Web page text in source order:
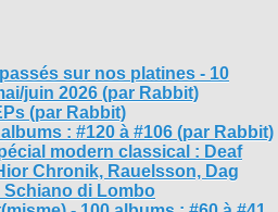
sur nos platines - 10
juin 2026 (par Rabbit)
(par Rabbit)
albums : #120 à #106 (par Rabbit)
modern classical : Deaf
Chronik, Rauelsson, Dag
di Lombo